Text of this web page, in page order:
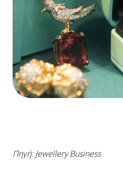
Πηγή: Jewellery Business